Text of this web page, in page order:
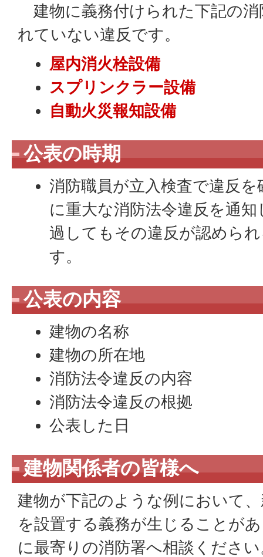
建物に義務付けられた下記の消
れていない違反です。
屋内消火栓設備
スプリンクラー設備
自動火災報知設備
公表の時期
消防職員が立入検査で違反
に重大な消防法令違反を通
過してもその違反が認めら
す。
公表の内容
建物の名称
建物の所在地
消防法令違反の内容
消防法令違反の根拠
公表した日
建物関係者の皆様へ
建物が下記のような例において
を設置する義務が生じることが
に最寄りの消防署へ相談くださ